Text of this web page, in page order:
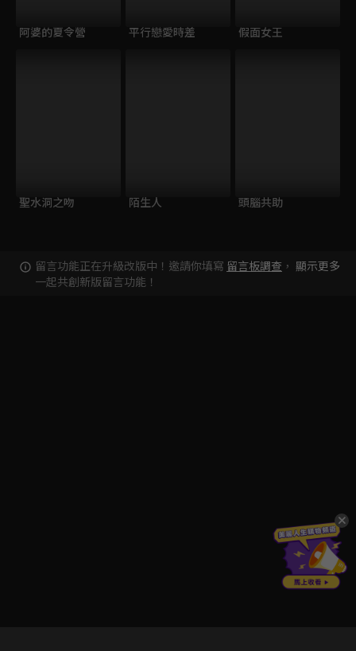
阿婆的夏令營 平行戀愛時差 假面女王
聖水洞之吻 陌生人 頭腦共助
留言功能正在升級改版中！邀請你填寫 留言板調查 ，
一起共創新版留言功能！
顯示更多